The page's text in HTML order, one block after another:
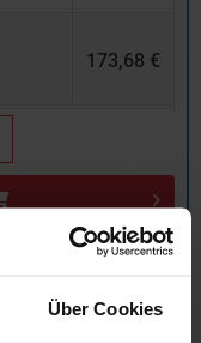
Über Cookies
173,68 €